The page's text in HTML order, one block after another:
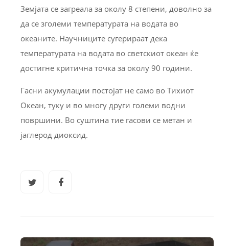
Земјата се загреала за околу 8 степени, доволно за
да се зголеми температурата на водата во
океаните. Научниците сугерираат дека
температурата на водата во светскиот океан ќе
достигне критична точка за околу 90 години.
Гасни акумулации постојат не само во Тихиот
Океан, туку и во многу други големи водни
површини. Во суштина тие гасови се метан и
јаглерод диоксид.